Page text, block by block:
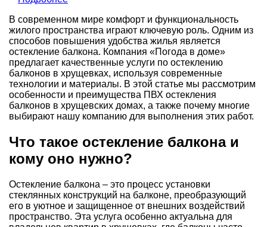
В современном мире комфорт и функциональность
жилого пространства играют ключевую роль. Одним из
способов повышения удобства жилья является
остекление балкона. Компания «Погода в доме»
предлагает качественные услуги по остеклению
балконов в хрущевках, используя современные
технологии и материалы. В этой статье мы рассмотрим
особенности и преимущества ПВХ остекления
балконов в хрущевских домах, а также почему многие
выбирают нашу компанию для выполнения этих работ.
Что такое остекление балкона и
кому оно нужно?
Остекление балкона – это процесс установки
стеклянных конструкций на балконе, преобразующий
его в уютное и защищенное от внешних воздействий
пространство. Эта услуга особенно актуальна для